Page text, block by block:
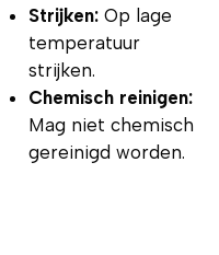
Strijken: Op lage
temperatuur
strijken.
Chemisch reinigen:
Mag niet chemisch
gereinigd worden.